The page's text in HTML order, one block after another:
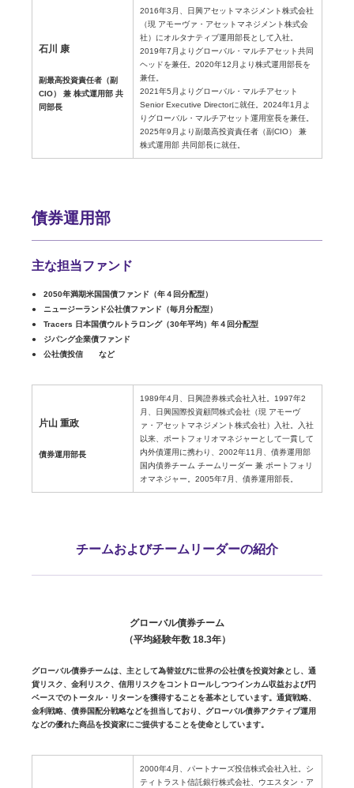
石川 康
副最高投資責任者（副
CIO） 兼 株式運用部 共
同部長
2016年3月、日興アセットマネジメント株式会社
（現 アモーヴァ・アセットマネジメント株式会
社）にオルタナティブ運用部長として入社。
2019年7月よりグローバル・マルチアセット共同
ヘッドを兼任。2020年12月より株式運用部長を
兼任。
2021年5月よりグローバル・マルチアセット
Senior Executive Directorに就任。2024年1月よ
りグローバル・マルチアセット運用室長を兼任。
2025年9月より副最高投資責任者（副CIO） 兼
株式運用部 共同部長に就任。
債券運用部
主な担当ファンド
2050年満期米国国債ファンド（年４回分配型）
ニュージーランド公社債ファンド（毎月分配型）
Tracers 日本国債ウルトラロング（30年平均）年４回分配型
ジパング企業債ファンド
公社債投信 など
片山 重政
債券運用部長
1989年4月、日興證券株式会社入社。1997年2
月、日興国際投資顧問株式会社（現 アモーヴ
ァ・アセットマネジメント株式会社）入社。入社
以来、ポートフォリオマネジャーとして一貫して
内外債運用に携わり、2002年11月、債券運用部
国内債券チーム チームリーダー 兼 ポートフォリ
オマネジャー。2005年7月、債券運用部長。
チームおよびチームリーダーの紹介
グローバル債券チーム
（平均経験年数 18.3年）
グローバル債券チームは、主として為替並びに世界の公社債を投資対象とし、通
貨リスク、金利リスク、信用リスクをコントロールしつつインカム収益および円
ベースでのトータル・リターンを獲得することを基本としています。通貨戦略、
金利戦略、債券国配分戦略などを担当しており、グローバル債券アクティブ運用
などの優れた商品を投資家にご提供することを使命としています。
2000年4月、パートナーズ投信株式会社入社。シ
ティトラスト信託銀行株式会社、ウエスタン・ア